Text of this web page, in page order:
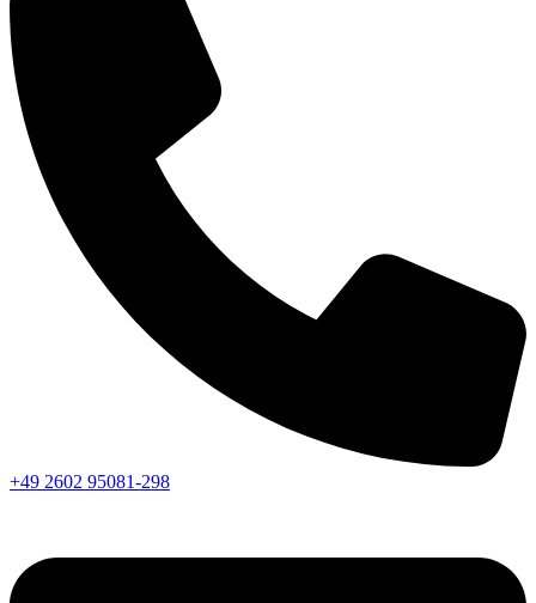
+49 2602 95081-298